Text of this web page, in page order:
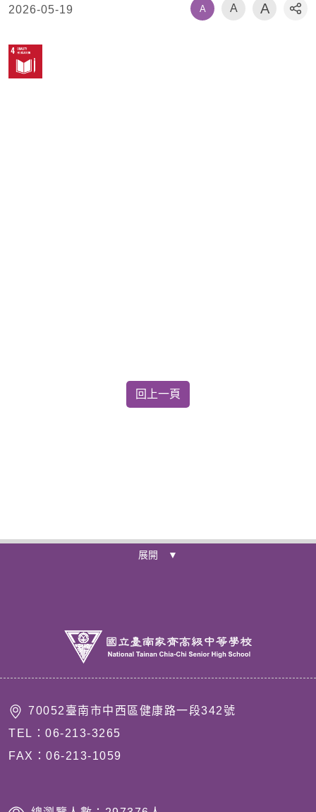
2026-05-19 A A A
社
展開 ▼
70052臺南市中西區健康路一段342號
TEL：06-213-3265
FAX：06-213-1059